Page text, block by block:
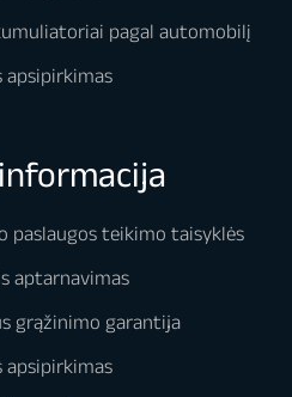
pagal automobilį
apsipirkimas
paslaugos teikimo taisyklės
aptarnavimas
grąžinimo garantija
apsipirkimas